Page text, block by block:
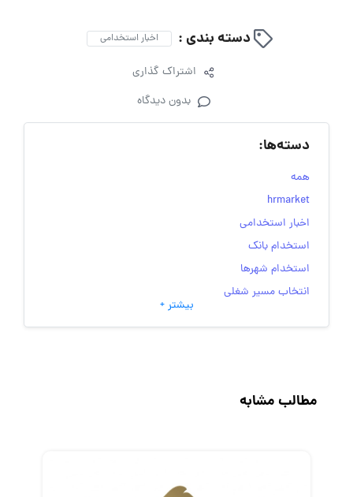
دسته بندی : اخبار استخدامی
اشتراک گذاری
بدون دیدگاه
دسته‌ها:
همه
hrmarket
اخبار استخدامی
استخدام بانک
استخدام شهرها
انتخاب مسیر شغلی
به‌روزرسانی‌های سایت (کارجویی)
رزومه
بیشتر +
مطالب مشابه